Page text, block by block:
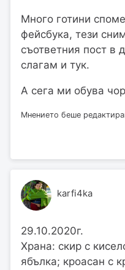
Много готини
фейсбука, тези
съответния пост в
слагам и тук.
А сега ми обува
Мнението беше
karfi4ka
29.10.2020г.
Храна: скир с
ябълка; кроасан с